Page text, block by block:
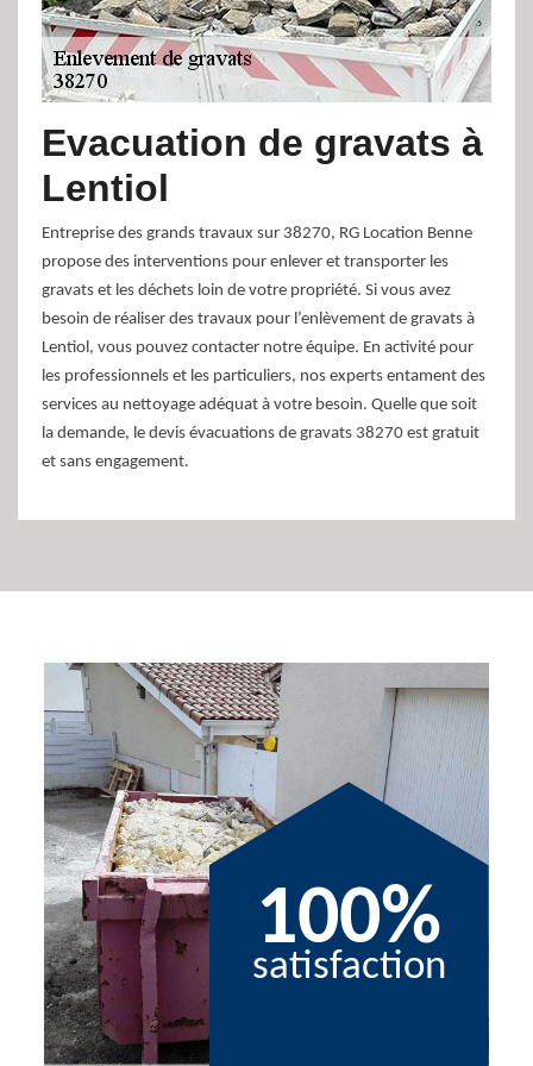
Evacuation de gravats à
Lentiol
Entreprise des grands travaux sur 38270, RG Location Benne
propose des interventions pour enlever et transporter les
gravats et les déchets loin de votre propriété. Si vous avez
besoin de réaliser des travaux pour l’enlèvement de gravats à
Lentiol, vous pouvez contacter notre équipe. En activité pour
les professionnels et les particuliers, nos experts entament des
services au nettoyage adéquat à votre besoin. Quelle que soit
la demande, le devis évacuations de gravats 38270 est gratuit
et sans engagement.
100%
satisfaction